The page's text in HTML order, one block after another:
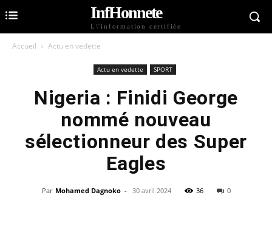
InfHonnete
L\'information certifiée
Accueil Actu en vedette
Actu en vedette SPORT
Nigeria : Finidi George
nommé nouveau
sélectionneur des Super
Eagles
Par Mohamed Dagnoko - 30 avril 2024 36 0